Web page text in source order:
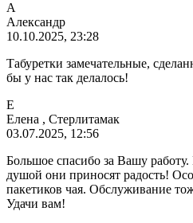
А
Александр
10.10.2025, 23:28
Табуретки замечательные,
бы у нас так делалось!
Е
Елена , Стерлитамак
03.07.2025, 12:56
Большое спасибо за Вашу
душой они приносят радость!
пакетиков чая. Обслуживание
Удачи вам!